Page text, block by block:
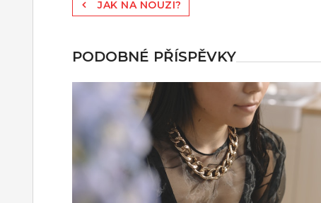
Navigace
příspěvek
JAK NA NOUZI?
PODOBNÉ PŘÍSPĚVKY